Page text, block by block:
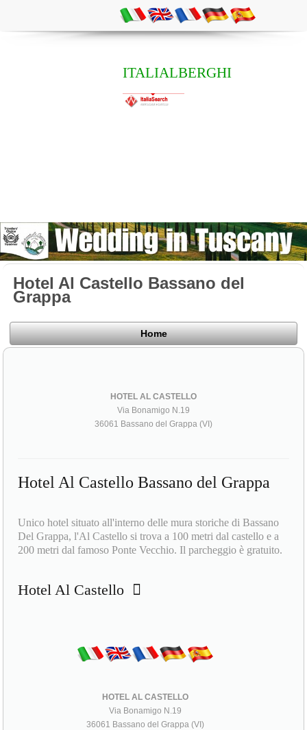
ITALIALBERGHI
Hotel Al Castello Bassano del
Grappa
Home
HOTEL AL CASTELLO
Via Bonamigo N.19
36061 Bassano del Grappa (VI)
Hotel Al Castello Bassano del Grappa
Unico hotel situato all'interno delle mura storiche di Bassano
Del Grappa, l'Al Castello si trova a 100 metri dal castello e a
200 metri dal famoso Ponte Vecchio. Il parcheggio è gratuito.
Hotel Al Castello
HOTEL AL CASTELLO
Via Bonamigo N.19
36061 Bassano del Grappa (VI)